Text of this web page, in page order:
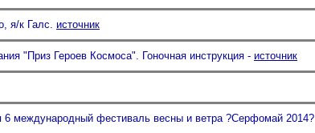
я/к Галс. источник
"Приз Героев Космоса". Гоночная инструкция - источник
международный фестиваль весны и ветра ?Серфомай 2014?